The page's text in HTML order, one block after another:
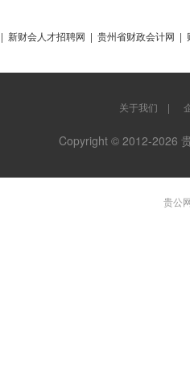
| 新财会人才招聘网 | 贵州省财政会计网 |
关于我们 |
Copyright © 2012-2026
贵公